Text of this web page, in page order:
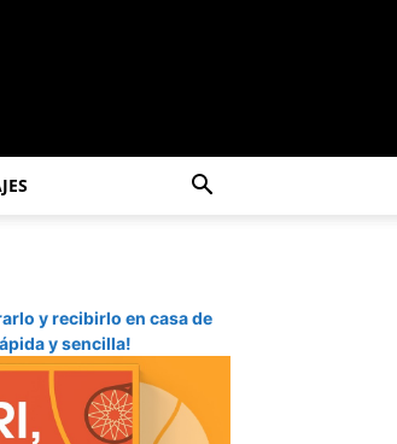
y recibirlo en casa de
y sencilla!